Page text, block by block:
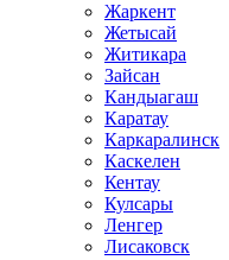
Жаркент
Жетысай
Житикара
Зайсан
Кандыагаш
Каратау
Каркаралинск
Каскелен
Кентау
Кулсары
Ленгер
Лисаковск